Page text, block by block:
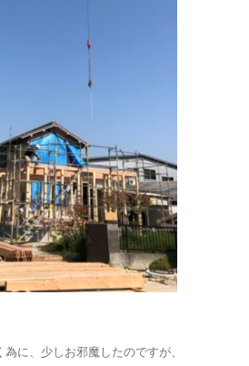
に、少しお邪魔したのですが、